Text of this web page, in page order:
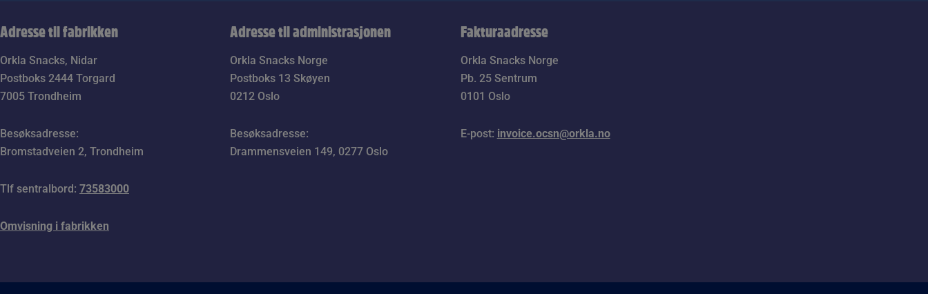
Adresse til fabrikken
Orkla Snacks, Nidar
Postboks 2444 Torgard
7005 Trondheim
Besøksadresse:
Bromstadveien 2, Trondheim
Tlf sentralbord: 73583000
Omvisning i fabrikken
Adresse til administrasjonen
Orkla Snacks Norge
Postboks 13 Skøyen
0212 Oslo
Besøksadresse:
Drammensveien 149, 0277 Oslo
Fakturaadresse
Orkla Snacks Norge
Pb. 25 Sentrum
0101 Oslo
E-post: invoice.ocsn@orkla.no